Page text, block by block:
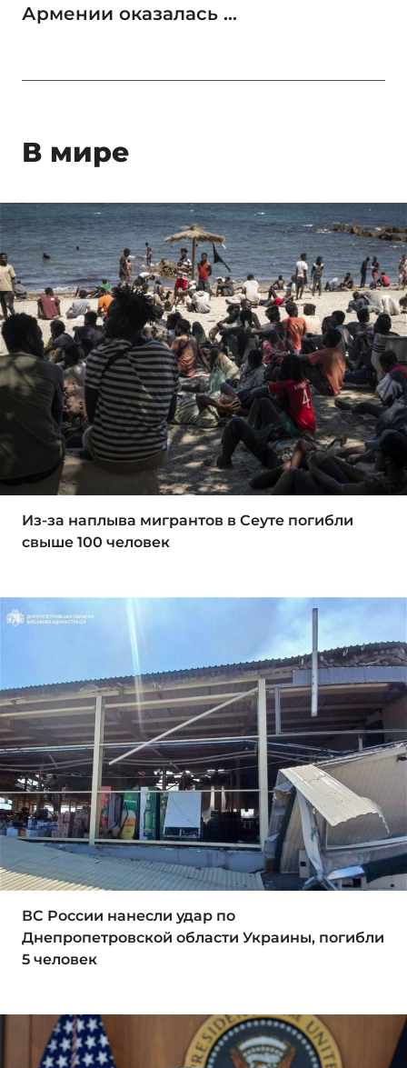
Армении оказалась ...
В мире
Из-за наплыва мигрантов в Сеуте погибли
свыше 100 человек
ВС России нанесли удар по
Днепропетровской области Украины, погибли
5 человек